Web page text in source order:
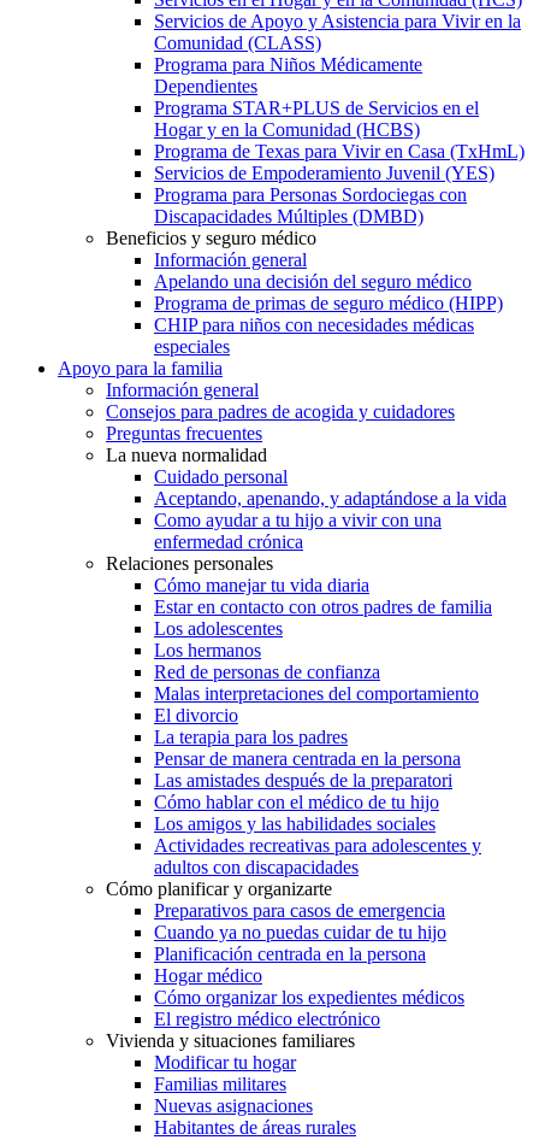
Servicios de Apoyo y Asistencia para Vivir en la
Comunidad (CLASS)
Programa para Niños Médicamente
Dependientes
Programa STAR+PLUS de Servicios en el
Hogar y en la Comunidad (HCBS)
Programa de Texas para Vivir en Casa (TxHmL)
Servicios de Empoderamiento Juvenil (YES)
Programa para Personas Sordociegas con
Discapacidades Múltiples (DMBD)
Beneficios y seguro médico
Información general
Apelando una decisión del seguro médico
Programa de primas de seguro médico (HIPP)
CHIP para niños con necesidades médicas
especiales
Apoyo para la familia
Información general
Consejos para padres de acogida y cuidadores
Preguntas frecuentes
La nueva normalidad
Cuidado personal
Aceptando, apenando, y adaptándose a la vida
Como ayudar a tu hijo a vivir con una
enfermedad crónica
Relaciones personales
Cómo manejar tu vida diaria
Estar en contacto con otros padres de familia
Los adolescentes
Los hermanos
Red de personas de confianza
Malas interpretaciones del comportamiento
El divorcio
La terapia para los padres
Pensar de manera centrada en la persona
Las amistades después de la preparatori
Cómo hablar con el médico de tu hijo
Los amigos y las habilidades sociales
Actividades recreativas para adolescentes y
adultos con discapacidades
Cómo planificar y organizarte
Preparativos para casos de emergencia
Cuando ya no puedas cuidar de tu hijo
Planificación centrada en la persona
Hogar médico
Cómo organizar los expedientes médicos
El registro médico electrónico
Vivienda y situaciones familiares
Modificar tu hogar
Familias militares
Nuevas asignaciones
Habitantes de áreas rurales